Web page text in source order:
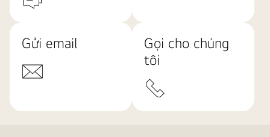
Gửi email
Gọi cho chúng
tôi